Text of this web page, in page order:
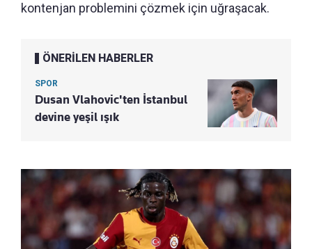
kontenjan problemini çözmek için uğraşacak.
ÖNERİLEN HABERLER
SPOR
Dusan Vlahovic'ten İstanbul
devine yeşil ışık